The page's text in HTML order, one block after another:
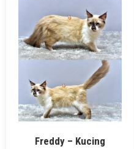
Freddy – Kucing